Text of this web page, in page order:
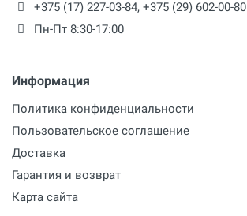
+375 (17) 227-03-84, +375 (29) 602-00-80
Пн-Пт 8:30-17:00
Информация
Политика конфиденциальности
Пользовательское соглашение
Доставка
Гарантия и возврат
Карта сайта